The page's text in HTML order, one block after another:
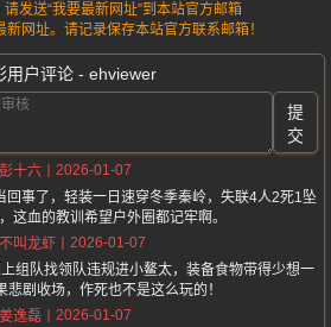
发送“我要最新网址”到本站官方邮箱
网址。请记录保存本站官方联系邮箱！
用户评论 - ehviewer
提
交
彭十六
2026-01-07
回事了，轻装一日速穿冬季秦岭，失联4人2死1坠
这血的教训希望户外圈都记牢啊。
叫龙虾
2026-01-07
组队找领队违规进小鳌太，装备食物带得少想一
悲剧收场，作死也不是这么玩的！
姜逸磊
2026-01-07